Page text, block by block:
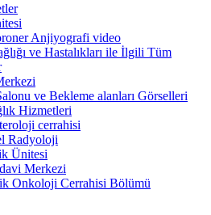
Anjiyografi video
ve Hastalıkları ile İlgili Tüm
ve Bekleme alanları Görselleri
Hizmetleri
cerrahisi
Radyoloji
Ünitesi
Merkezi
Onkoloji Cerrahisi Bölümü